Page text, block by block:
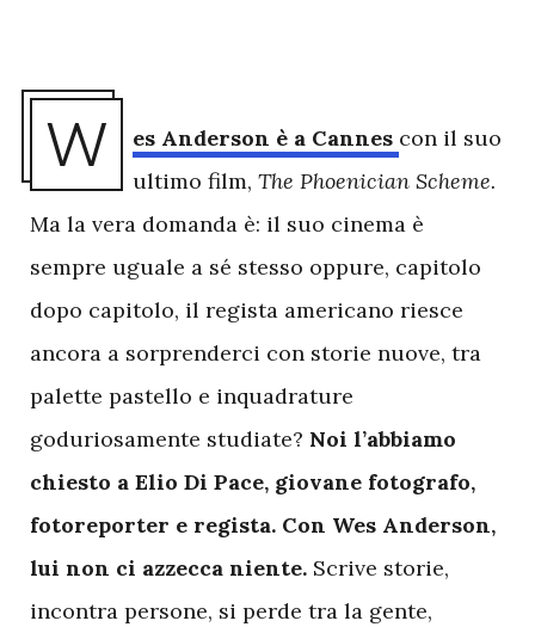
W es Anderson è a Cannes con il suo
ultimo film, The Phoenician Scheme.
Ma la vera domanda è: il suo cinema è
sempre uguale a sé stesso oppure, capitolo
dopo capitolo, il regista americano riesce
ancora a sorprenderci con storie nuove, tra
palette pastello e inquadrature
goduriosamente studiate? Noi l’abbiamo
chiesto a Elio Di Pace, giovane fotografo,
fotoreporter e regista. Con Wes Anderson,
lui non ci azzecca niente. Scrive storie,
incontra persone, si perde tra la gente,